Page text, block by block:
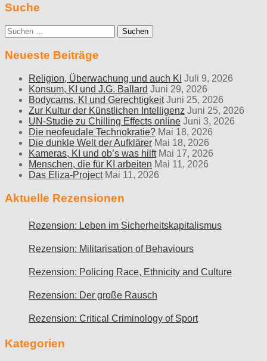
Suche
Suche
nach:
Neueste Beiträge
Religion, Überwachung und auch KI Juli 9, 2026
Konsum, KI und J.G. Ballard Juni 29, 2026
Bodycams, KI und Gerechtigkeit Juni 25, 2026
Zur Kultur der Künstlichen Intelligenz Juni 25, 2026
UN-Studie zu Chilling Effects online Juni 3, 2026
Die neofeudale Technokratie? Mai 18, 2026
Die dunkle Welt der Aufklärer Mai 18, 2026
Kameras, KI und ob’s was hilft Mai 17, 2026
Menschen, die für KI arbeiten Mai 11, 2026
Das Eliza-Project Mai 11, 2026
Aktuelle Rezensionen
Rezension: Leben im Sicherheitskapitalismus
Rezension: Militarisation of Behaviours
Rezension: Policing Race, Ethnicity and Culture
Rezension: Der große Rausch
Rezension: Critical Criminology of Sport
Kategorien